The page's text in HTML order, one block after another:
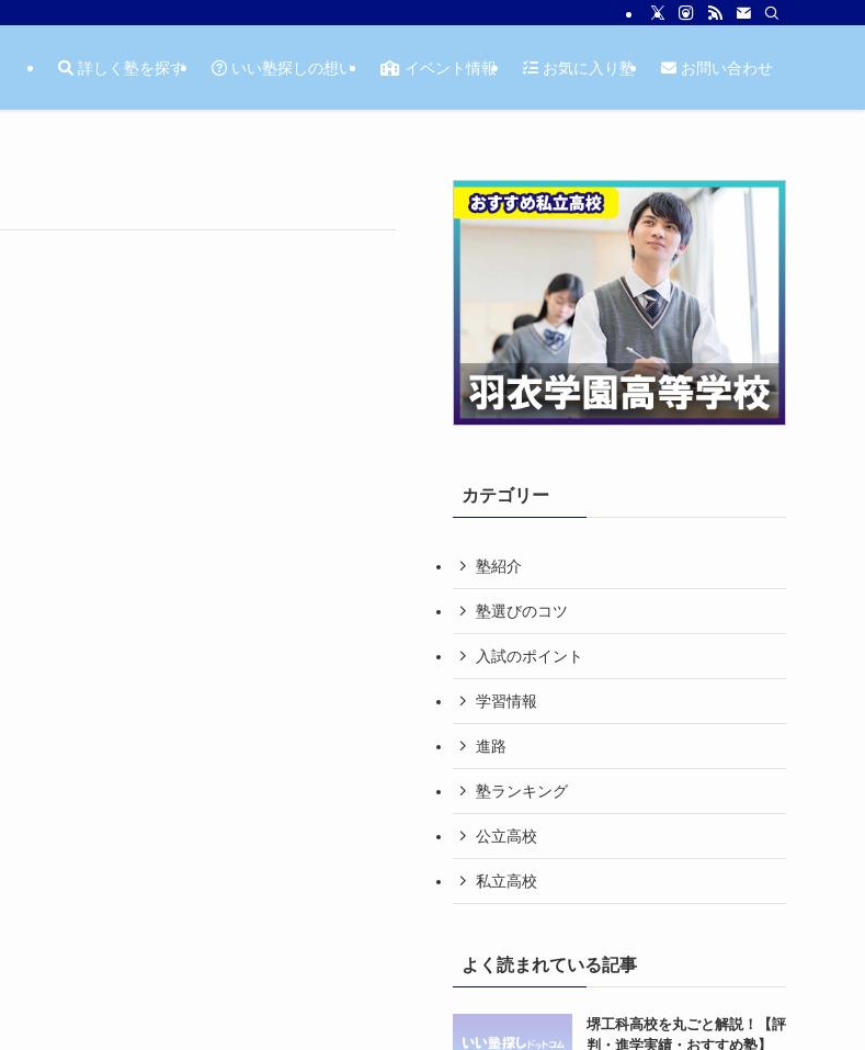
詳しく塾を探す いい塾探しの想い イベント情報 お気に入り塾 お問い合わせ
カテゴリー
塾紹介
塾選びのコツ
入試のポイント
学習情報
進路
塾ランキング
公立高校
私立高校
よく読まれている記事
堺工科高校を丸ごと解説！【評
判・進学実績・おすすめ塾】